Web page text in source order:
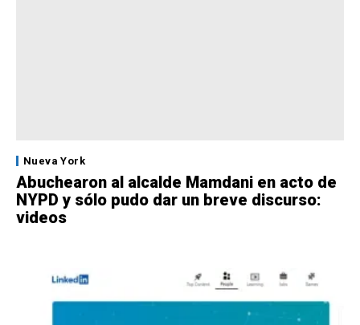
Nueva York
Abuchearon al alcalde Mamdani en acto de
NYPD y sólo pudo dar un breve discurso:
videos